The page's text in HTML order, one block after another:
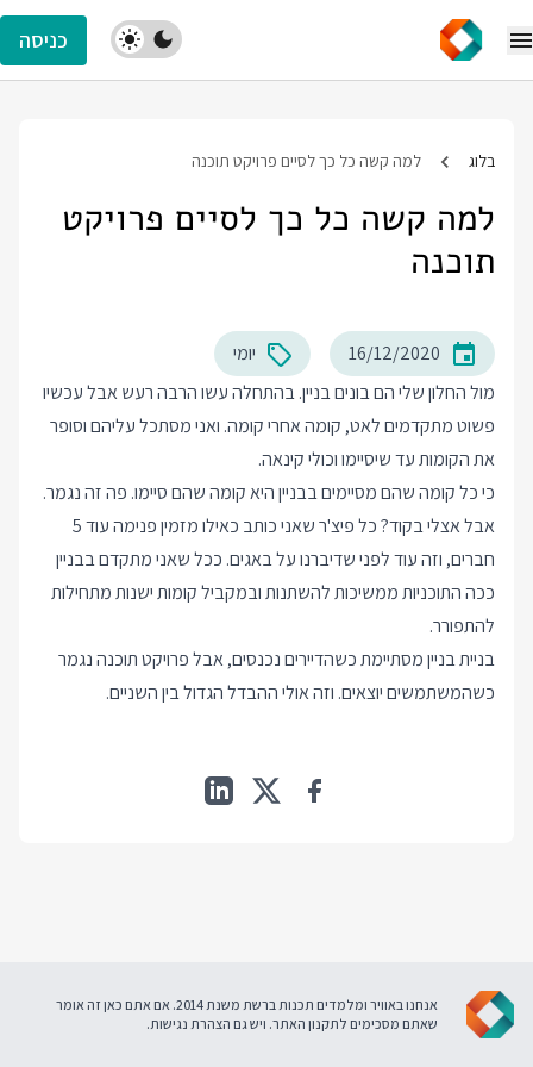
כניסה
בלוג למה קשה כל כך לסיים פרויקט תוכנה
למה קשה כל כך לסיים פרויקט
תוכנה
16/12/2020
יומי
מול החלון שלי הם בונים בניין. בהתחלה עשו הרבה רעש אבל עכשיו
פשוט מתקדמים לאט, קומה אחרי קומה. ואני מסתכל עליהם וסופר
את הקומות עד שיסיימו וכולי קינאה.
כי כל קומה שהם מסיימים בבניין היא קומה שהם סיימו. פה זה נגמר.
אבל אצלי בקוד? כל פיצ'ר שאני כותב כאילו מזמין פנימה עוד 5
חברים, וזה עוד לפני שדיברנו על באגים. ככל שאני מתקדם בבניין
ככה התוכניות ממשיכות להשתנות ובמקביל קומות ישנות מתחילות
להתפורר.
בניית בניין מסתיימת כשהדיירים נכנסים, אבל פרויקט תוכנה נגמר
כשהמשתמשים יוצאים. וזה אולי ההבדל הגדול בין השניים.
אנחנו באוויר ומלמדים תכנות ברשת משנת 2014. אם אתם כאן זה אומר
שאתם מסכימים לתקנון האתר. ויש גם הצהרת נגישות.